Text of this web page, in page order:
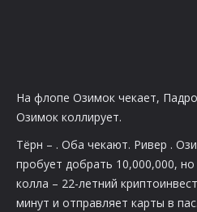
На флопе Озимок чекает,
Озимок коллирует.
Тёрн – . Оба чекают. Ривер .
пробует добрать 10,000,000,
колла – 22-летний
минут и отправляет карты в пас.